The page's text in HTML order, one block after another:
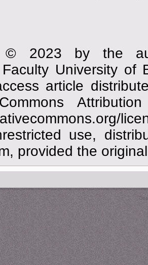
© 2023 by the
University of
article
use,
provided the